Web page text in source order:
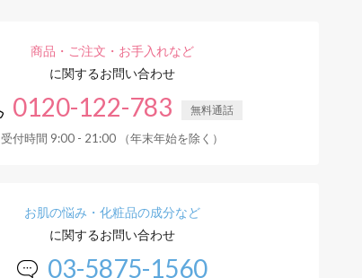
商品・ご注文・お手入れなど
に関するお問い合わせ
0120-122-783 無料通話
受付時間 9:00 - 21:00 （年末年始を除く）
お肌の悩み・化粧品の成分など
に関するお問い合わせ
03-5875-1560